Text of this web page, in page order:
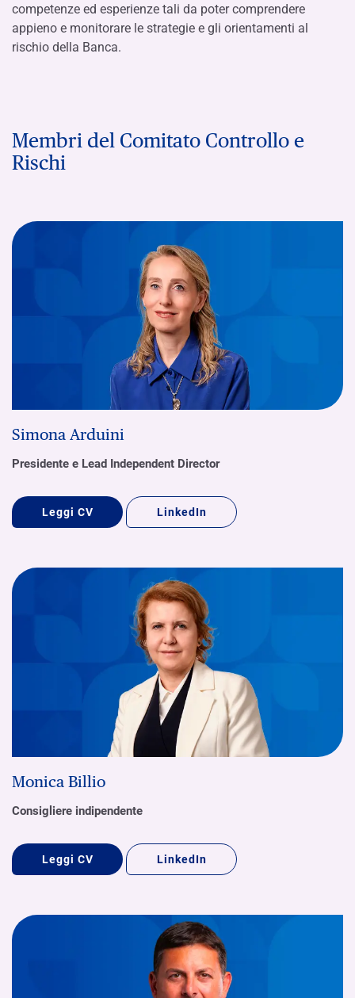
competenze ed esperienze tali da poter comprendere
appieno e monitorare le strategie e gli orientamenti al
rischio della Banca.
Membri del Comitato Controllo e
Rischi
Simona Arduini
Presidente e Lead Independent Director
Leggi CV LinkedIn
Monica Billio
Consigliere indipendente
Leggi CV LinkedIn